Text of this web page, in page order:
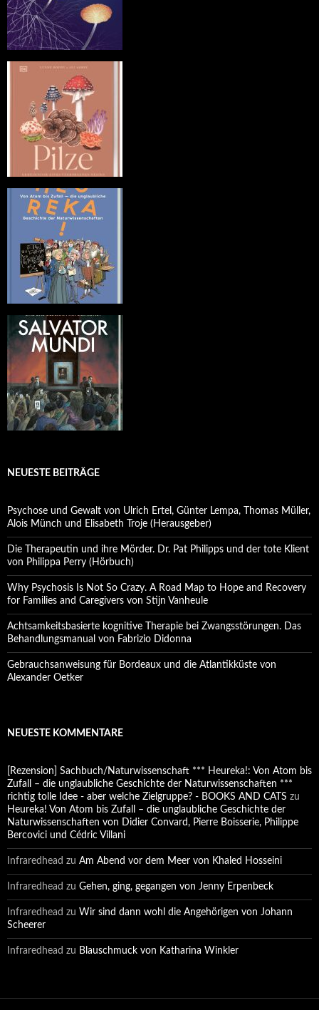
NEUESTE BEITRÄGE
Psychose und Gewalt von Ulrich Ertel, Günter Lempa, Thomas Müller,
Alois Münch und Elisabeth Troje (Herausgeber)
Die Therapeutin und ihre Mörder. Dr. Pat Philipps und der tote Klient
von Philippa Perry (Hörbuch)
Why Psychosis Is Not So Crazy. A Road Map to Hope and Recovery
for Families and Caregivers von Stijn Vanheule
Achtsamkeitsbasierte kognitive Therapie bei Zwangsstörungen. Das
Behandlungsmanual von Fabrizio Didonna
Gebrauchsanweisung für Bordeaux und die Atlantikküste von
Alexander Oetker
NEUESTE KOMMENTARE
[Rezension] Sachbuch/Naturwissenschaft *** Heureka!: Von Atom bis
Zufall – die unglaubliche Geschichte der Naturwissenschaften ***
richtig tolle Idee - aber welche Zielgruppe? - BOOKS AND CATS zu
Heureka! Von Atom bis Zufall – die unglaubliche Geschichte der
Naturwissenschaften von Didier Convard, Pierre Boisserie, Philippe
Bercovici und Cédric Villani
Infraredhead zu Am Abend vor dem Meer von Khaled Hosseini
Infraredhead zu Gehen, ging, gegangen von Jenny Erpenbeck
Infraredhead zu Wir sind dann wohl die Angehörigen von Johann
Scheerer
Infraredhead zu Blauschmuck von Katharina Winkler